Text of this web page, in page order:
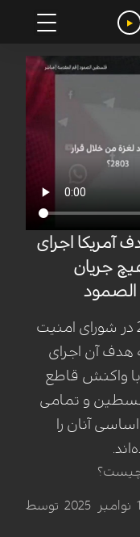
قطعنامه 2803: هدف آمریکا اجرای
جریان
تصویب قطعنامه آمریکایی 2803 در شورای امنیت
در 17 نوامبر 2025 که هدف آن اجرای
با واکنش قاطع
و تمامی
آنان را
قطعنامه‌ای آمریکایی که در تاریخ 17 نوامبر 2025 توسط